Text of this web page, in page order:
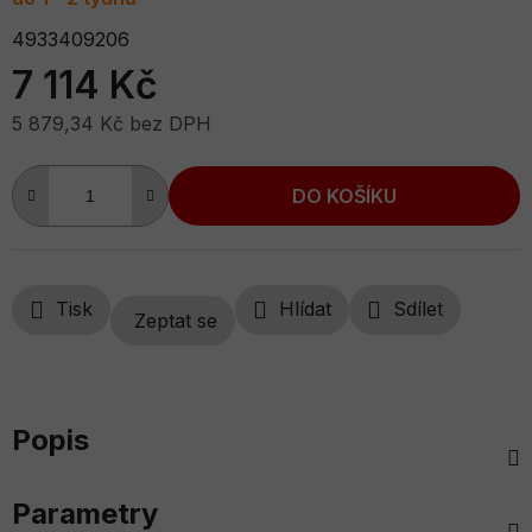
4933409206
7 114 Kč
5 879,34 Kč bez DPH
Měrná cena:
DO KOŠÍKU
Tisk Zeptat se Hlídat Sdílet
Popis
Parametry